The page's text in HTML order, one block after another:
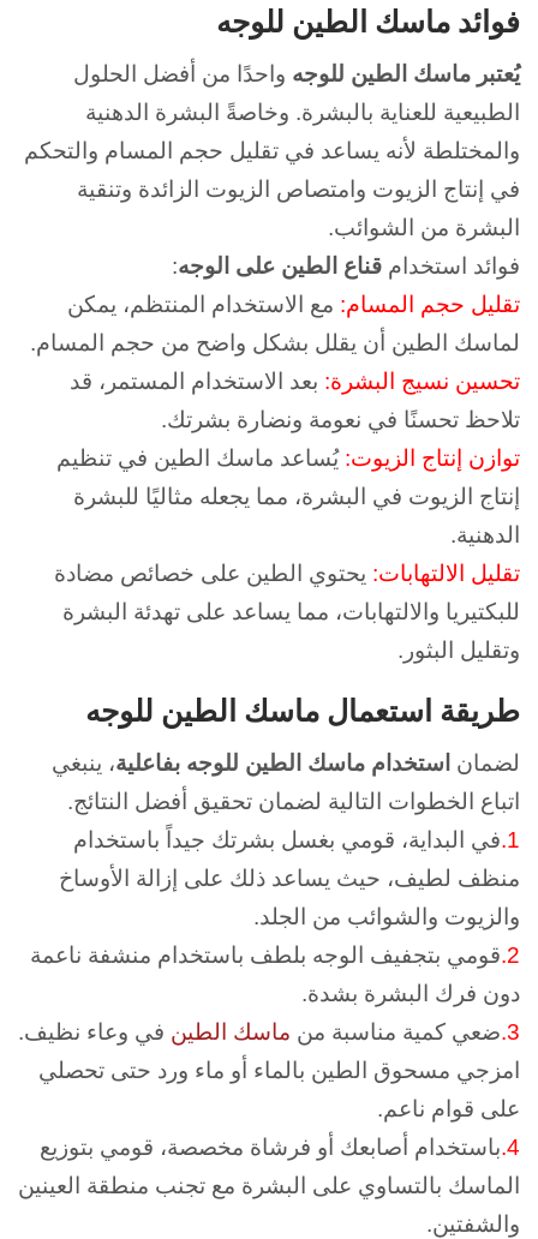
فوائد ماسك الطين للوجه
يُعتبر ماسك الطين للوجه واحدًا من أفضل الحلول
الطبيعية للعناية بالبشرة. وخاصةً البشرة الدهنية
والمختلطة لأنه يساعد في تقليل حجم المسام والتحكم
في إنتاج الزيوت وامتصاص الزيوت الزائدة وتنقية
البشرة من الشوائب.
فوائد استخدام قناع الطين على الوجه:
تقليل حجم المسام: مع الاستخدام المنتظم، يمكن
لماسك الطين أن يقلل بشكل واضح من حجم المسام.
تحسين نسيج البشرة: بعد الاستخدام المستمر، قد
تلاحظ تحسنًا في نعومة ونضارة بشرتك.
توازن إنتاج الزيوت: يُساعد ماسك الطين في تنظيم
إنتاج الزيوت في البشرة، مما يجعله مثاليًا للبشرة
الدهنية.
تقليل الالتهابات: يحتوي الطين على خصائص مضادة
للبكتيريا والالتهابات، مما يساعد على تهدئة البشرة
وتقليل البثور.
طريقة استعمال ماسك الطين للوجه
لضمان استخدام ماسك الطين للوجه بفاعلية، ينبغي
اتباع الخطوات التالية لضمان تحقيق أفضل النتائج.
1. في البداية، قومي بغسل بشرتك جيداً باستخدام
منظف لطيف، حيث يساعد ذلك على إزالة الأوساخ
والزيوت والشوائب من الجلد.
2. قومي بتجفيف الوجه بلطف باستخدام منشفة ناعمة
دون فرك البشرة بشدة.
3. ضعي كمية مناسبة من ماسك الطين في وعاء نظيف.
امزجي مسحوق الطين بالماء أو ماء ورد حتى تحصلي
على قوام ناعم.
4. باستخدام أصابعك أو فرشاة مخصصة، قومي بتوزيع
الماسك بالتساوي على البشرة مع تجنب منطقة العينين
والشفتين.